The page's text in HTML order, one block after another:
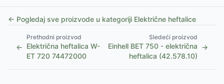
← Pogledaj sve proizvode u kategoriji Električne heftalice
←
Prethodni proizvod
Električna heftalica W-
ET 720 74472000
Sledeći proizvod
Einhell BET 750 - električna
heftalica (42.578.10)
→